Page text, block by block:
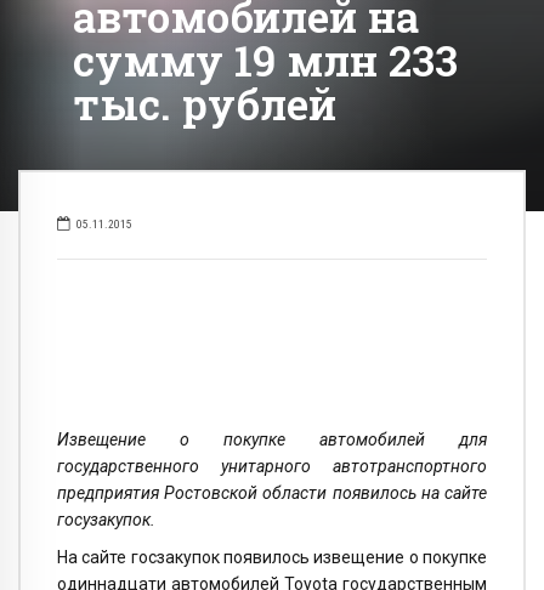
автомобилей на
сумму 19 млн 233
тыс. рублей
05.11.2015
Извещение о покупке автомобилей для
государственного унитарного автотранспортного
предприятия Ростовской области появилось на сайте
госузакупок.
На сайте госзакупок появилось извещение о покупке
одиннадцати автомобилей Toyota государственным